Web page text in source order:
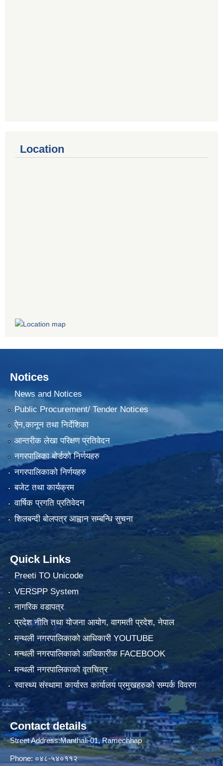
Location
Notices
News and Notices
Public Procurement/ Tender Notices
ऐन,कानून तथा निर्देशिका
आन्तरीक लेखा परिक्षण प्रतिवेदन
नगरपालिका बोर्डको निर्णयहरु
नगरपालिकाको निर्णयहरु
बजेट तथा कार्यक्रम
वार्षिक प्रगति प्रतिवेदन
शिलबन्दी बोलपत्र आह्वान सम्बन्धि सुचना
Quick Links
Preeti TO Unicode
VERSPP System
नागरिक वडापत्र
प्रदेश नीति तथा योजना आयोग, वागमती प्रदेश, नेपाल
मन्थली नगरपालिकाको आधिकारी YOUTUBE
मन्थली नगरपालिकाको आधिकारीक FACEBOOK
मन्थली नगरपालिकाको वृतचित्र
स्वास्थ्य संस्थामा कार्यारत कार्यालय प्रमुखहरुको सम्पर्क विवरण
Contact details
Street Address:Manthali-01, Ramechhap
Phone: ०४८-५४०११२